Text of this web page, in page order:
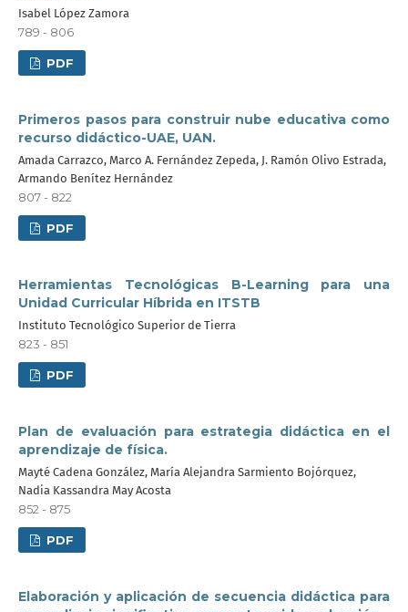
Isabel López Zamora
789 - 806
PDF
Primeros pasos para construir nube educativa como
recurso didáctico-UAE, UAN.
Amada Carrazco, Marco A. Fernández Zepeda, J. Ramón Olivo Estrada,
Armando Benítez Hernández
807 - 822
PDF
Herramientas Tecnológicas B-Learning para una
Unidad Curricular Híbrida en ITSTB
Instituto Tecnológico Superior de Tierra
823 - 851
PDF
Plan de evaluación para estrategia didáctica en el
aprendizaje de física.
Mayté Cadena González, María Alejandra Sarmiento Bojórquez,
Nadia Kassandra May Acosta
852 - 875
PDF
Elaboración y aplicación de secuencia didáctica para